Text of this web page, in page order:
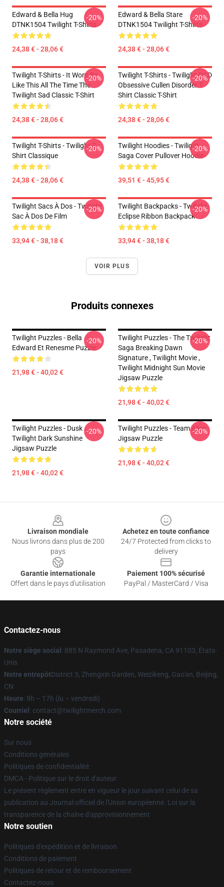
Edward & Bella Hug
DTNK1504 Twilight T-Shirts
24,38 € - 28,06 €
-20%
Edward & Bella Stare
DTNK1504 Twilight T-Shirts
24,38 € - 28,06 €
-20%
Twilight T-Shirts - It Wont Be
Like This All The Time The
Twilight Sad Classic T-Shirt
24,38 € - 28,06 €
-20%
Twilight T-Shirts - Twilight OCD
Obsessive Cullen Disorder T-
Shirt Classic T-Shirt
24,38 € - 28,06 €
-20%
Twilight T-Shirts - Twilight T-
Shirt Classique
24,38 € - 28,06 €
-20%
Twilight Hoodies - Twilight
Saga Cover Pullover Hoodie
39,51 € - 45,95 €
-20%
Twilight Sacs À Dos - Twilight
Sac À Dos De Film
33,94 € - 38,18 €
-20%
Twilight Backpacks - Twilight
Eclipse Ribbon Backpack
33,94 € - 38,18 €
-20%
VOIR PLUS
Produits connexes
Twilight Puzzles - Bella
Edward Et Renesme Puzzle
21,98 € - 40,02 €
-20%
Twilight Puzzles - The Twilight
Saga Breaking Dawn
Signature , Twilight Movie ,
Twilight Midnight Sun Movie
Jigsaw Puzzle
21,98 € - 40,02 €
-20%
Twilight Puzzles - Dusk
Twilight Dark Sunshine
Jigsaw Puzzle
21,98 € - 40,02 €
-20%
Twilight Puzzles - Team Alice
Jigsaw Puzzle
21,98 € - 40,02 €
-20%
Livraison mondiale
Nous livrons dans plus de 200
pays
Achetez en toute confiance
24/7 Protected from clicks to
delivery
Garantie internationale
Offert dans le pays d'utilisation
Paiement 100% sécurisé
PayPal / MasterCard / Visa
Contactez-nous
Notre siège social : 885 N Raymond Ave, Pasadena, CA 91103, États-
Unis
Notre entrepôtDistrict 3, Zhengxin Garden, Weizikeng, Gao'an, Beijing,
CN
Heure: 9h – 17h (lu – vendredi)
Courriel : contact@twilightmerch.com
Notre société
Sur nous
Conditions générales
Politiques de confidentialité
DMCA - Politique sur le droit d'auteur
Le présent règlement entre en vigueur le jour suivant celui de sa
publication au Journal officiel de l'Union européenne. Loi sur la
transparence de la chaîne d'approvisionnement
Notre soutien
Politiques d'expédition et de livraison
Conditions de paiement
Politiques de retour et de remboursement
Contactez-nous